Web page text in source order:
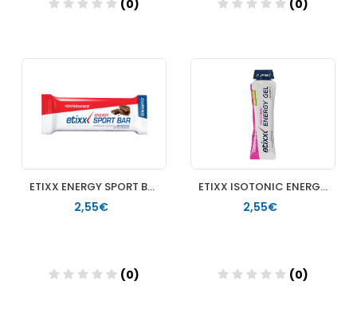
(0) (0)
Añadir
ETIXX ENERGY SPORT BAR CHOCOLATE 40 G (BARRITAS/GOMINOLA) +
2,55€
(0)
ETIXX ISOTONIC ENERGY GEL LIMA 40 G +
2,55€
(0)